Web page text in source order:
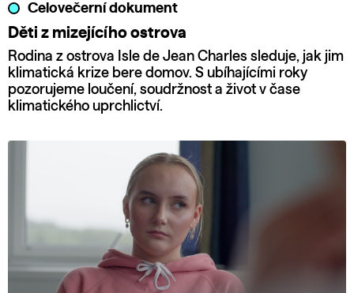
Celovečerní dokument
Děti z mizejícího ostrova
Rodina z ostrova Isle de Jean Charles sleduje, jak jim
klimatická krize bere domov. S ubíhajícími roky
pozorujeme loučení, soudržnost a život v čase
klimatického uprchlictví.